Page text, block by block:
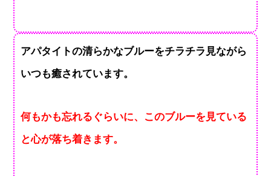
アパタイトの清らかなブルーをチラチラ見ながら
いつも癒されています。
何もかも忘れるぐらいに、このブルーを見ている
と心が落ち着きます。